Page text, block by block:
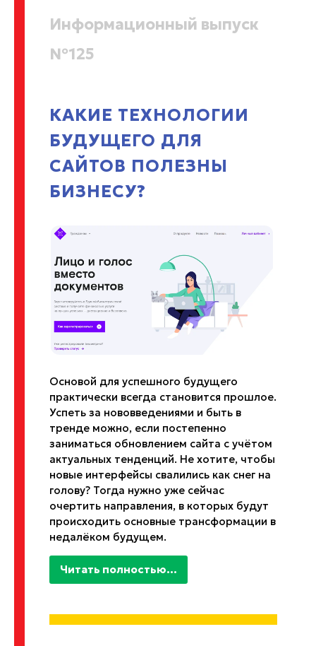
Информационный выпуск
№125
КАКИЕ ТЕХНОЛОГИИ
БУДУЩЕГО ДЛЯ
САЙТОВ ПОЛЕЗНЫ
БИЗНЕСУ?
Основой для успешного будущего
практически всегда становится прошлое.
Успеть за нововведениями и быть в
тренде можно, если постепенно
заниматься обновлением сайта с учётом
актуальных тенденций. Не хотите, чтобы
новые интерфейсы свалились как снег на
голову? Тогда нужно уже сейчас
очертить направления, в которых будут
происходить основные трансформации в
недалёком будущем.
Читать полностью...